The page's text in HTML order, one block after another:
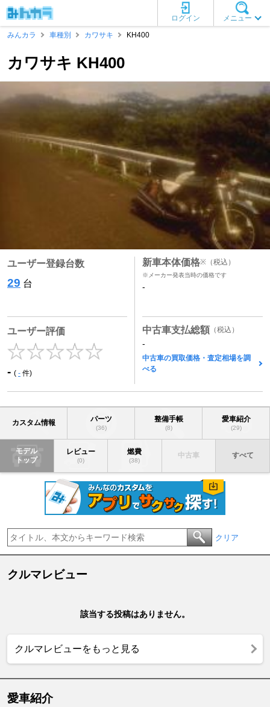
メニュー
ログイン
みんカラ
車種別 カワサキ KH400
カワサキ KH400
ユーザー登録台数
29 台
ユーザー評価
- ( - 件)
新車本体価格※ （税込）
※メーカー発表当時の価格です
-
中古車支払総額 （税込）
-
中古車の買取価格・査定相場を調
べる
カスタム情報 パーツ
(36)
整備手帳
(8)
愛車紹介
(29)
モデル
トップ
レビュー
(0)
燃費
(38)
中古車 すべて
クリア
クルマレビュー
該当する投稿はありません。
クルマレビューをもっと見る
愛車紹介